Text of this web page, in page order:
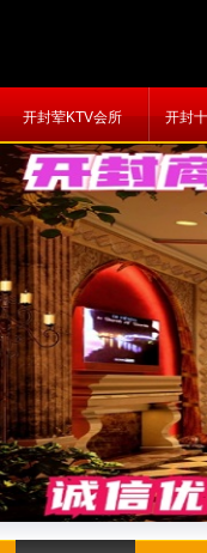
开封荤KTV会所 开封